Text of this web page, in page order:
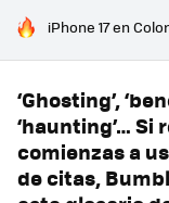
HOY SE HABLA DE
iPhone 17 en
‘Ghosting’,
‘haunting’… Si
comienzas a
de citas,